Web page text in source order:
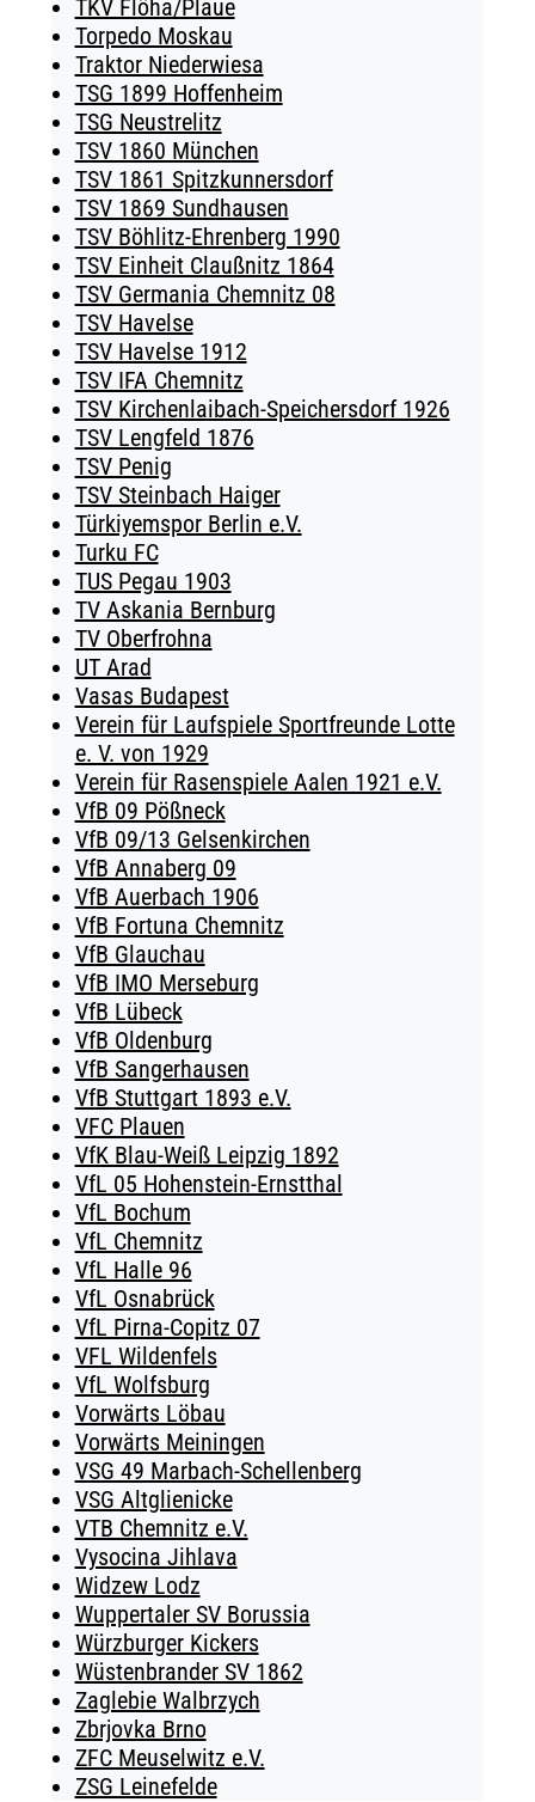
TKV Flöha/Plaue
Torpedo Moskau
Traktor Niederwiesa
TSG 1899 Hoffenheim
TSG Neustrelitz
TSV 1860 München
TSV 1861 Spitzkunnersdorf
TSV 1869 Sundhausen
TSV Böhlitz-Ehrenberg 1990
TSV Einheit Claußnitz 1864
TSV Germania Chemnitz 08
TSV Havelse
TSV Havelse 1912
TSV IFA Chemnitz
TSV Kirchenlaibach-Speichersdorf 1926
TSV Lengfeld 1876
TSV Penig
TSV Steinbach Haiger
Türkiyemspor Berlin e.V.
Turku FC
TUS Pegau 1903
TV Askania Bernburg
TV Oberfrohna
UT Arad
Vasas Budapest
Verein für Laufspiele Sportfreunde Lotte
e. V. von 1929
Verein für Rasenspiele Aalen 1921 e.V.
VfB 09 Pößneck
VfB 09/13 Gelsenkirchen
VfB Annaberg 09
VfB Auerbach 1906
VfB Fortuna Chemnitz
VfB Glauchau
VfB IMO Merseburg
VfB Lübeck
VfB Oldenburg
VfB Sangerhausen
VfB Stuttgart 1893 e.V.
VFC Plauen
VfK Blau-Weiß Leipzig 1892
VfL 05 Hohenstein-Ernstthal
VfL Bochum
VfL Chemnitz
VfL Halle 96
VfL Osnabrück
VfL Pirna-Copitz 07
VFL Wildenfels
VfL Wolfsburg
Vorwärts Löbau
Vorwärts Meiningen
VSG 49 Marbach-Schellenberg
VSG Altglienicke
VTB Chemnitz e.V.
Vysocina Jihlava
Widzew Lodz
Wuppertaler SV Borussia
Würzburger Kickers
Wüstenbrander SV 1862
Zaglebie Walbrzych
Zbrjovka Brno
ZFC Meuselwitz e.V.
ZSG Leinefelde